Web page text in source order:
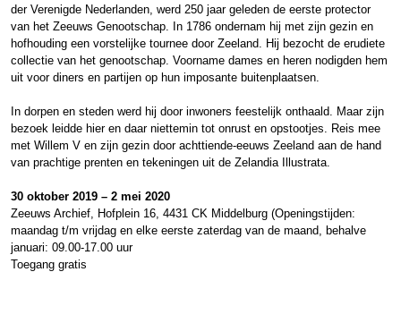
der Verenigde Nederlanden, werd 250 jaar geleden de eerste protector
van het Zeeuws Genootschap. In 1786 ondernam hij met zijn gezin en
hofhouding een vorstelijke tournee door Zeeland. Hij bezocht de erudiete
collectie van het genootschap. Voorname dames en heren nodigden hem
uit voor diners en partijen op hun imposante buitenplaatsen.
In dorpen en steden werd hij door inwoners feestelijk onthaald. Maar zijn
bezoek leidde hier en daar niettemin tot onrust en opstootjes. Reis mee
met Willem V en zijn gezin door achttiende-eeuws Zeeland aan de hand
van prachtige prenten en tekeningen uit de Zelandia Illustrata.
30 oktober 2019 – 2 mei 2020
Zeeuws Archief, Hofplein 16, 4431 CK Middelburg (Openingstijden:
maandag t/m vrijdag en elke eerste zaterdag van de maand, behalve
januari: 09.00-17.00 uur
Toegang gratis